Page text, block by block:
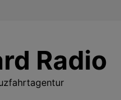
Radio